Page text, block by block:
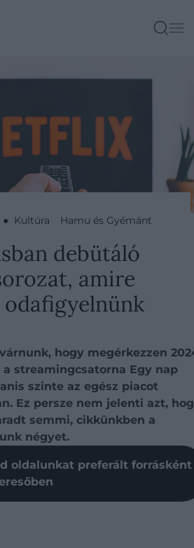
● Kultúra Hamu és Gyémánt
debütáló
amire
odafigyelnünk
hogy megérkezzen
streamingcsatorna Egy nap
szinte az egész piacot
Ez persze nem jelenti azt,
semmi, cikkünkben a
négyet.
oldalunkat preferált forrásként